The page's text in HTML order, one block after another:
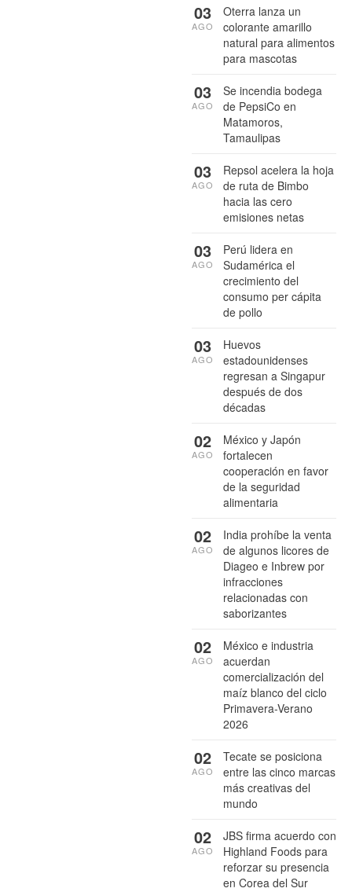
Oterra lanza un
colorante amarillo
natural para alimentos
para mascotas
03
AGO
Se incendia bodega
de PepsiCo en
Matamoros,
Tamaulipas
03
AGO
Repsol acelera la hoja
de ruta de Bimbo
hacia las cero
emisiones netas
03
AGO
Perú lidera en
Sudamérica el
crecimiento del
consumo per cápita
de pollo
03
AGO
Huevos
estadounidenses
regresan a Singapur
después de dos
décadas
03
AGO
México y Japón
fortalecen
cooperación en favor
de la seguridad
alimentaria
02
AGO
India prohíbe la venta
de algunos licores de
Diageo e Inbrew por
infracciones
relacionadas con
saborizantes
02
AGO
México e industria
acuerdan
comercialización del
maíz blanco del ciclo
Primavera-Verano
2026
02
AGO
Tecate se posiciona
entre las cinco marcas
más creativas del
mundo
02
AGO
JBS firma acuerdo con
Highland Foods para
reforzar su presencia
en Corea del Sur
02
AGO